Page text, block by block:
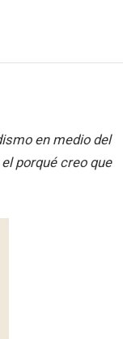
en medio del
porqué creo que